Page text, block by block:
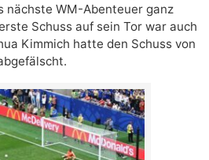
nächste WM-Abenteuer ganz
Schuss auf sein Tor war auch
Kimmich hatte den Schuss von